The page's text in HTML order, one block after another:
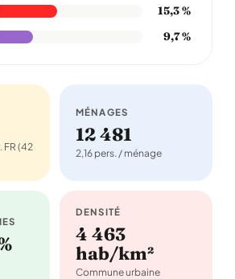
15,3 %
9,7 %
FR (42
MÉNAGES
12 481
2,16 pers. / ménage
DENSITÉ
4 463
hab/km²
Commune urbaine